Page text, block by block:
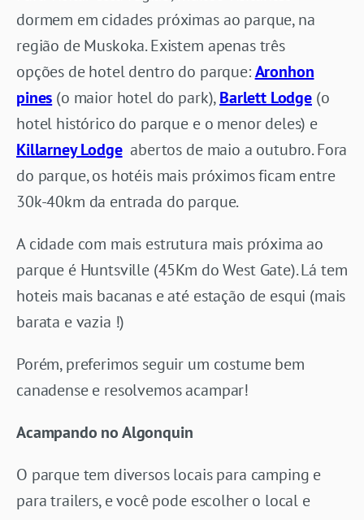
dormem em cidades próximas ao parque, na
região de Muskoka. Existem apenas três
opções de hotel dentro do parque:Aronhon
pines (o maior hotel do park),Barlett Lodge(o
hotel histórico do parque e o menor deles) e
Killarney Lodge abertos de maio a outubro. Fora
do parque, os hotéis mais próximos ficam entre
30k-40km da entrada do parque.
A cidade com mais estrutura mais próxima ao
parque é Huntsville (45Km do West Gate). Lá tem
hoteis mais bacanas e até estação de esqui (mais
barata e vazia !)
Porém, preferimos seguir um costume bem
canadense e resolvemos acampar!
Acampando no Algonquin
O parque tem diversos locais para camping e
para trailers, e você pode escolher o local e